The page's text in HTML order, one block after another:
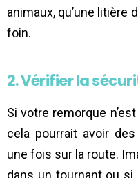
animaux, qu’une litière
foin.
2. Vérifier la
Si votre remorque
cela pourrait avoir des
une fois sur la route.